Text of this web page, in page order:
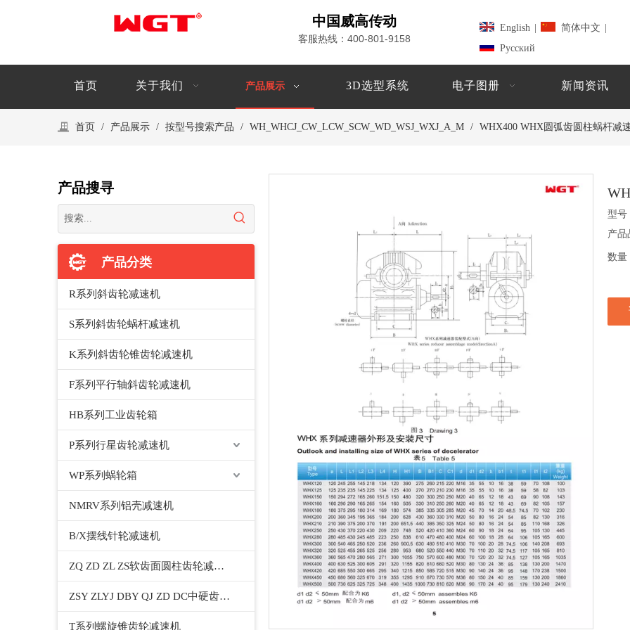
中国威高传动
客服热线： 400-801-9158
English 简体中文
Pусский
首页 关于我们 产品展示 3D选型系统 电子图册 新闻资讯
首页 / 产品展示 / 按型号搜索产品 / WH_WHCJ_CW_LCW_SCW_WD_WSJ_WXJ_A_M / WHX400 WHX圆弧齿圆柱蜗杆减
产品搜寻
产品分类
R系列斜齿轮减速机
S系列斜齿轮蜗杆减速机
K系列斜齿轮锥齿轮减速机
F系列平行轴斜齿轮减速机
HB系列工业齿轮箱
P系列行星齿轮减速机
WP系列蜗轮箱
NMRV系列铝壳减速机
B/X摆线针轮减速机
ZQ ZD ZL ZS软齿面圆柱齿轮减速机
ZSY ZLYJ DBY QJ ZD DC中硬齿面圆柱齿轮减速机
T系列螺旋锥齿轮减速机
型号
产品
数量